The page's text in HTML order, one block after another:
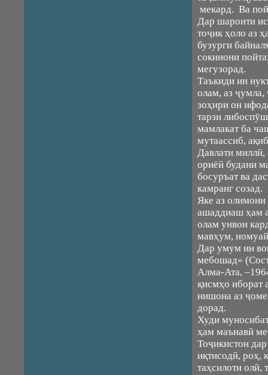
мекард. Ва
Дар шароити
тоҷик ҳоло аз
бузурги
сокинони
мегузорад.
Таъкиди ин
олам, аз
зоҳири он
тарзи
мамлакат ба
мутаассиб,
Давлати
ориёӣ будани
босуръат ва
камранг созад.
Яке аз
ашаддиаш ҳам
олам унвон
мавҳум,
Дар умум ин
мебошад»
Алма-Ата,
қисмҳо иборат
нишона аз
дорад.
Худи
ҳам маънавӣ
Тоҷикистон
иқтисодӣ, роҳ,
таҳсилоти олӣ,